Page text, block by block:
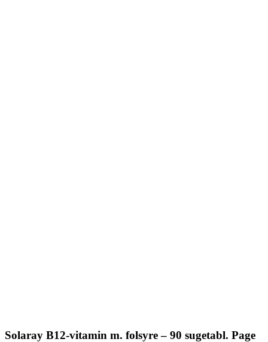
Solaray B12-vitamin m. folsyre – 90 sugetabl. Page